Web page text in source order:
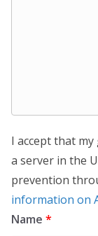
I accept that
a server in the
prevention
information on
Name *